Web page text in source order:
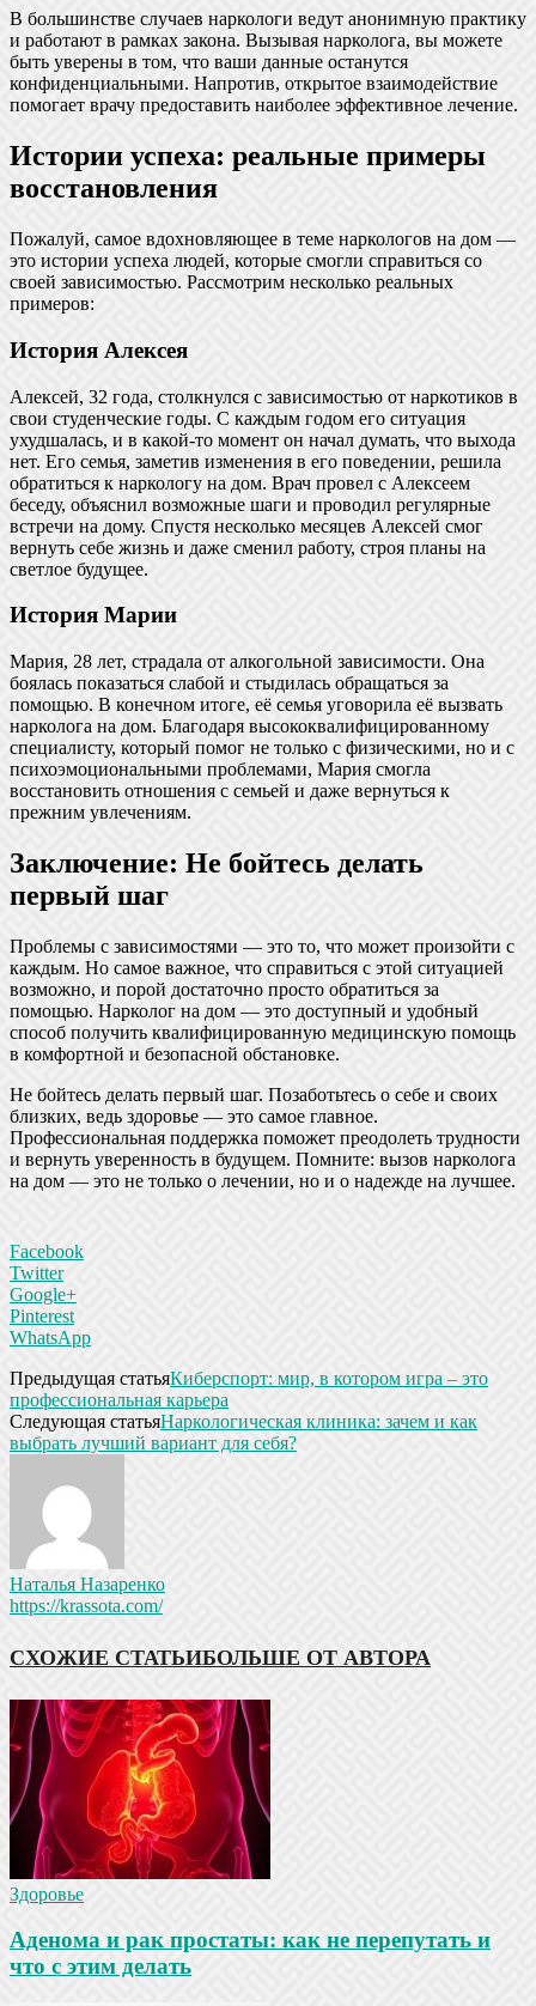
В большинстве случаев наркологи ведут анонимную практику
и работают в рамках закона. Вызывая нарколога, вы можете
быть уверены в том, что ваши данные останутся
конфиденциальными. Напротив, открытое взаимодействие
помогает врачу предоставить наиболее эффективное лечение.
Истории успеха: реальные примеры
восстановления
Пожалуй, самое вдохновляющее в теме наркологов на дом —
это истории успеха людей, которые смогли справиться со
своей зависимостью. Рассмотрим несколько реальных
примеров:
История Алексея
Алексей, 32 года, столкнулся с зависимостью от наркотиков в
свои студенческие годы. С каждым годом его ситуация
ухудшалась, и в какой-то момент он начал думать, что выхода
нет. Его семья, заметив изменения в его поведении, решила
обратиться к наркологу на дом. Врач провел с Алексеем
беседу, объяснил возможные шаги и проводил регулярные
встречи на дому. Спустя несколько месяцев Алексей смог
вернуть себе жизнь и даже сменил работу, строя планы на
светлое будущее.
История Марии
Мария, 28 лет, страдала от алкогольной зависимости. Она
боялась показаться слабой и стыдилась обращаться за
помощью. В конечном итоге, её семья уговорила её вызвать
нарколога на дом. Благодаря высококвалифицированному
специалисту, который помог не только с физическими, но и с
психоэмоциональными проблемами, Мария смогла
восстановить отношения с семьей и даже вернуться к
прежним увлечениям.
Заключение: Не бойтесь делать
первый шаг
Проблемы с зависимостями — это то, что может произойти с
каждым. Но самое важное, что справиться с этой ситуацией
возможно, и порой достаточно просто обратиться за
помощью. Нарколог на дом — это доступный и удобный
способ получить квалифицированную медицинскую помощь
в комфортной и безопасной обстановке.
Не бойтесь делать первый шаг. Позаботьтесь о себе и своих
близких, ведь здоровье — это самое главное.
Профессиональная поддержка поможет преодолеть трудности
и вернуть уверенность в будущем. Помните: вызов нарколога
на дом — это не только о лечении, но и о надежде на лучшее.
Facebook
Twitter
Google+
Pinterest
WhatsApp
Предыдущая статьяКиберспорт: мир, в котором игра – это
профессиональная карьера
Следующая статьяНаркологическая клиника: зачем и как
выбрать лучший вариант для себя?
Наталья Назаренко
https://krassota.com/
СХОЖИЕ СТАТЬИБОЛЬШЕ ОТ АВТОРА
Здоровье
Аденома и рак простаты: как не перепутать и
что с этим делать